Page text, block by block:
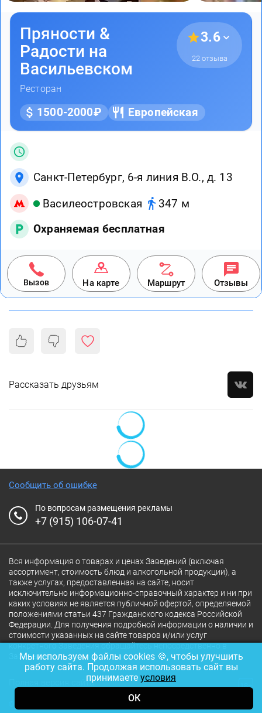
Пряности &
Радости на
Васильевском
Ресторан
3.6
22 отзыва
1500-2000₽ Европейская
Санкт-Петербург, 6-я линия В.О., д. 13
Василеостровская
347 м
Охраняемая бесплатная
Вызов На карте Маршрут Отзывы
Рассказать друзьям
Сообщить об ошибке
По вопросам размещения рекламы
+7 (915) 106-07-41
Вся информация о товарах и ценах Заведений (включая
ассортимент, стоимость блюд и алкогольной продукции), а
также услугах, предоставленная на сайте, носит
исключительно информационно-справочный характер и ни при
каких условиях не является публичной офертой, определяемой
положениями статьи 437 Гражданского кодекса Российской
Федерации. Для получения подробной информации о наличии и
стоимости указанных на сайте товаров и/или услуг
конкретного Заведения обращайтесь непосредственно в
Заведение.
Полная версия сайта 18+
Мы используем файлы cookies 🍪, чтобы улучшить
работу сайта. Продолжая использовать сайт вы
принимаете условия
ОК